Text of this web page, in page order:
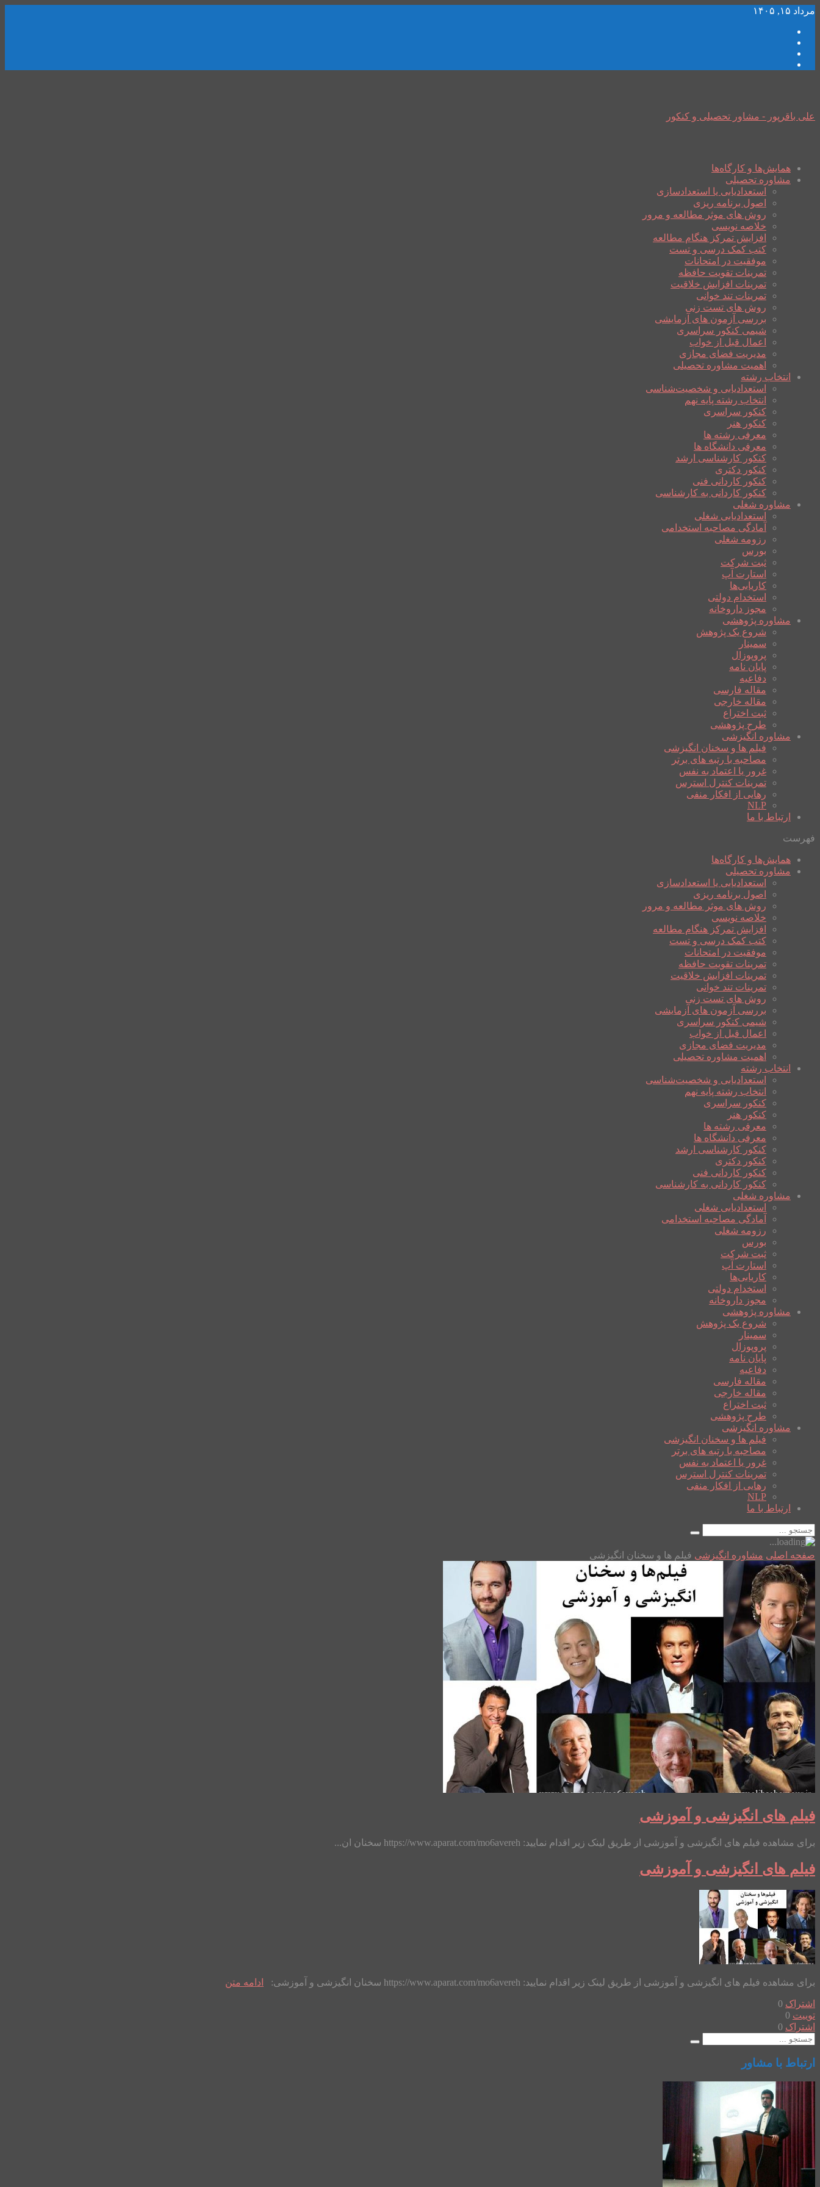
مرداد ۱۵, ۱۴۰۵
علی باقرپور - مشاور تحصیلی و کنکور
همایش‌ها و کارگاه‌ها
مشاوره تحصیلی
استعدادیابی یا استعدادسازی
اصول برنامه ریزی
روش های موثر مطالعه و مرور
خلاصه نویسی
افزایش تمرکز هنگام مطالعه
کتب کمک درسی و تست
موفقیت در امتحانات
تمرینات تقویت حافظه
تمرینات افزایش خلاقیت
تمرینات تند خوانی
روش های تست زنی
بررسی آزمون های آزمایشی
شیمی کنکور سراسری
اعمال قبل از خواب
مدیریت فضای مجازی
اهمیت مشاوره تحصیلی
انتخاب رشته
استعدادیابی و شخصیت‌شناسی
انتخاب رشته پایه نهم
کنکور سراسری
کنکور هنر
معرفی رشته ها
معرفی دانشگاه ها
کنکور کارشناسی ارشد
کنکور دکتری
کنکور کاردانی فنی
کنکور کاردانی به کارشناسی
مشاوره شغلی
استعدادیابی شغلی
آمادگی مصاحبه استخدامی
رزومه شغلی
بورس
ثبت شرکت
استارت آپ
کاریابی‌ها
استخدام دولتی
مجوز داروخانه
مشاوره پژوهشی
شروع یک پژوهش
سمینار
پروپوزال
پایان نامه
دفاعیه
مقاله فارسی
مقاله خارجی
ثبت اختراع
طرح پژوهشی
مشاوره انگیزشی
فیلم ها و سخنان انگیزشی
مصاحبه با رتبه های برتر
غرور یا اعتماد به نفس
تمرینات کنترل استرس
رهایی از افکار منفی
NLP
ارتباط با ما
فهرست
همایش‌ها و کارگاه‌ها
مشاوره تحصیلی
استعدادیابی یا استعدادسازی
اصول برنامه ریزی
روش های موثر مطالعه و مرور
خلاصه نویسی
افزایش تمرکز هنگام مطالعه
کتب کمک درسی و تست
موفقیت در امتحانات
تمرینات تقویت حافظه
تمرینات افزایش خلاقیت
تمرینات تند خوانی
روش های تست زنی
بررسی آزمون های آزمایشی
شیمی کنکور سراسری
اعمال قبل از خواب
مدیریت فضای مجازی
اهمیت مشاوره تحصیلی
انتخاب رشته
استعدادیابی و شخصیت‌شناسی
انتخاب رشته پایه نهم
کنکور سراسری
کنکور هنر
معرفی رشته ها
معرفی دانشگاه ها
کنکور کارشناسی ارشد
کنکور دکتری
کنکور کاردانی فنی
کنکور کاردانی به کارشناسی
مشاوره شغلی
استعدادیابی شغلی
آمادگی مصاحبه استخدامی
رزومه شغلی
بورس
ثبت شرکت
استارت آپ
کاریابی‌ها
استخدام دولتی
مجوز داروخانه
مشاوره پژوهشی
شروع یک پژوهش
سمینار
پروپوزال
پایان نامه
دفاعیه
مقاله فارسی
مقاله خارجی
ثبت اختراع
طرح پژوهشی
مشاوره انگیزشی
فیلم ها و سخنان انگیزشی
مصاحبه با رتبه های برتر
غرور یا اعتماد به نفس
تمرینات کنترل استرس
رهایی از افکار منفی
NLP
ارتباط با ما
صفحه اصلی مشاوره انگیزشی فیلم ها و سخنان انگیزشی
فیلم های انگیزشی و آموزشی
برای مشاهده فیلم های انگیزشی و آموزشی از طریق لینک زیر اقدام نمایید: https://www.aparat.com/mo6avereh سخنان ان...
فیلم های انگیزشی و آموزشی
برای مشاهده فیلم های انگیزشی و آموزشی از طریق لینک زیر اقدام نمایید: https://www.aparat.com/mo6avereh سخنان انگیزشی و آموزشی: ادامه متن
اشتراک 0
توییت 0
اشتراک 0
ارتباط با مشاور